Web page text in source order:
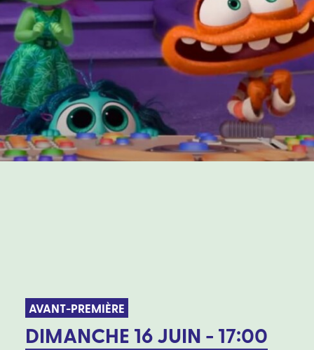
AVANT-PREMIÈRE
DIMANCHE 16 JUIN - 17:00